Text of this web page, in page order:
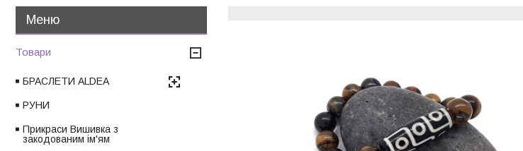
Товари
БРАСЛЕТИ ALDEA
РУНИ
Прикраси Вишивка з
закодованим ім'ям